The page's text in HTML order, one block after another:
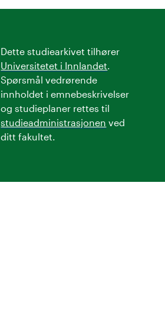
Dette studiearkivet tilhører
Universitetet i Innlandet
Spørsmål vedrørende
innholdet i emnebeskrivelser
og studieplaner rettes til
studieadministrasjonen ved
ditt fakultet.